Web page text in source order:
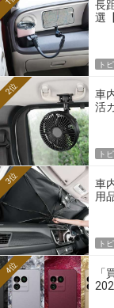
長
選
ト
車
活
2位
ト
車
用
3位
ト
4位